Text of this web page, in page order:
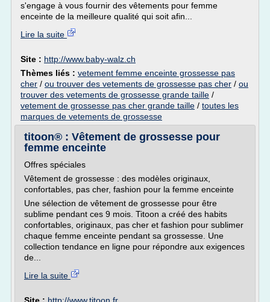
s'engage à vous fournir des vêtements pour femme
enceinte de la meilleure qualité qui soit afin...
Lire la suite
Site : http://www.baby-walz.ch
Thèmes liés : vetement femme enceinte grossesse pas
cher / ou trouver des vetements de grossesse pas cher / ou
trouver des vetements de grossesse grande taille /
vetement de grossesse pas cher grande taille / toutes les
marques de vetements de grossesse
titoon® : Vêtement de grossesse pour
femme enceinte
Offres spéciales
Vêtement de grossesse : des modèles originaux,
confortables, pas cher, fashion pour la femme enceinte
Une sélection de vêtement de grossesse pour être
sublime pendant ces 9 mois. Titoon a créé des habits
confortables, originaux, pas cher et fashion pour sublimer
chaque femme enceinte pendant sa grossesse. Une
collection tendance en ligne pour répondre aux exigences
de...
Lire la suite